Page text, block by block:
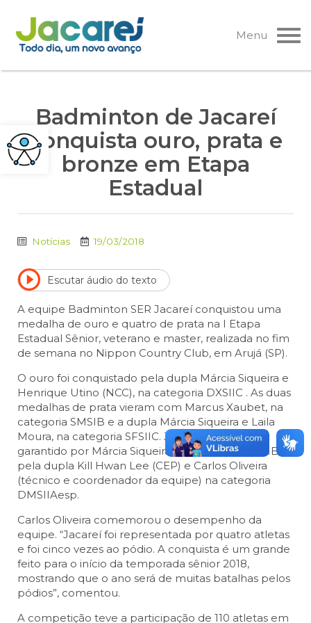
Pular
para
o
Menu
Badminton de Jacareí
conquista ouro, prata e
bronze em Etapa
Estadual
Notícias 19/03/2018
Escutar áudio do texto
A equipe Badminton SER Jacareí conquistou uma
medalha de ouro e quatro de prata na I Etapa
Estadual Sênior, veterano e master, realizada no fim
de semana no Nippon Country Club, em Arujá (SP).
O ouro foi conquistado pela dupla Márcia Siqueira e
Henrique Utino (NCC), na categoria DXSIIC . As duas
medalhas de prata vieram com Marcus Xaubet, na
categoria SMSIB e a dupla Márcia Siqueira e Laila
Moura, na categoria SFSIIC. Já o bronze foi
garantido por Márcia Siqueira, na categoria SFSIIB, e
pela dupla Kill Hwan Lee (CEP) e Carlos Oliveira
(técnico e coordenador da equipe) na categoria
DMSIIAesp.
Carlos Oliveira comemorou o desempenho da
equipe. “Jacareí foi representada por quatro atletas
e foi cinco vezes ao pódio. A conquista é um grande
feito para o início da temporada sênior 2018,
mostrando que o ano será de muitas batalhas pelos
pódios”, comentou.
A competição teve a participação de 110 atletas em